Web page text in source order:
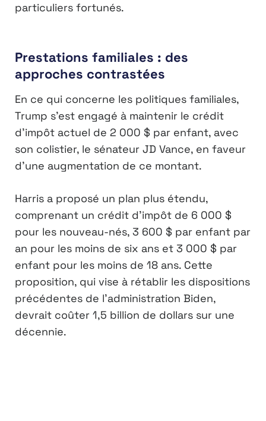
particuliers fortunés.
Prestations familiales : des
approches contrastées
En ce qui concerne les politiques familiales,
Trump s’est engagé à maintenir le crédit
d’impôt actuel de 2 000 $ par enfant, avec
son colistier, le sénateur JD Vance, en faveur
d’une augmentation de ce montant.
Harris a proposé un plan plus étendu,
comprenant un crédit d’impôt de 6 000 $
pour les nouveau-nés, 3 600 $ par enfant par
an pour les moins de six ans et 3 000 $ par
enfant pour les moins de 18 ans. Cette
proposition, qui vise à rétablir les dispositions
précédentes de l’administration Biden,
devrait coûter 1,5 billion de dollars sur une
décennie.